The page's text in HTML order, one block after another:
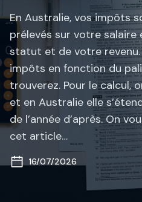
En Australie, vos impôts
prélevés sur votre
statut et de votre
impôts en fonction du
trouverez. Pour le calcul,
et en Australie elle
de l’année d’après. On
cet article…
16/07/2026